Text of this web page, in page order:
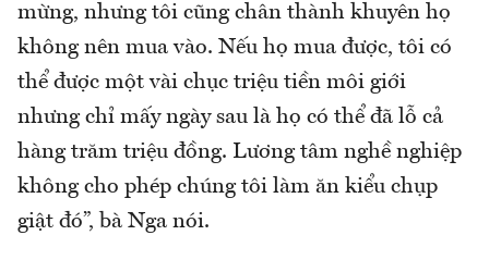
mừng, nhưng tôi cũng chân thành khuyên họ
không nên mua vào. Nếu họ mua được, tôi có
thể được một vài chục triệu tiền môi giới
nhưng chỉ mấy ngày sau là họ có thể đã lỗ cả
hàng trăm triệu đồng. Lương tâm nghề nghiệp
không cho phép chúng tôi làm ăn kiểu chụp
giật đó”, bà Nga nói.